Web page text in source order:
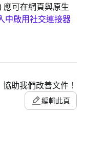
可在網頁與原生
中啟用社交連接器
協助我們改善文件！
編輯此頁